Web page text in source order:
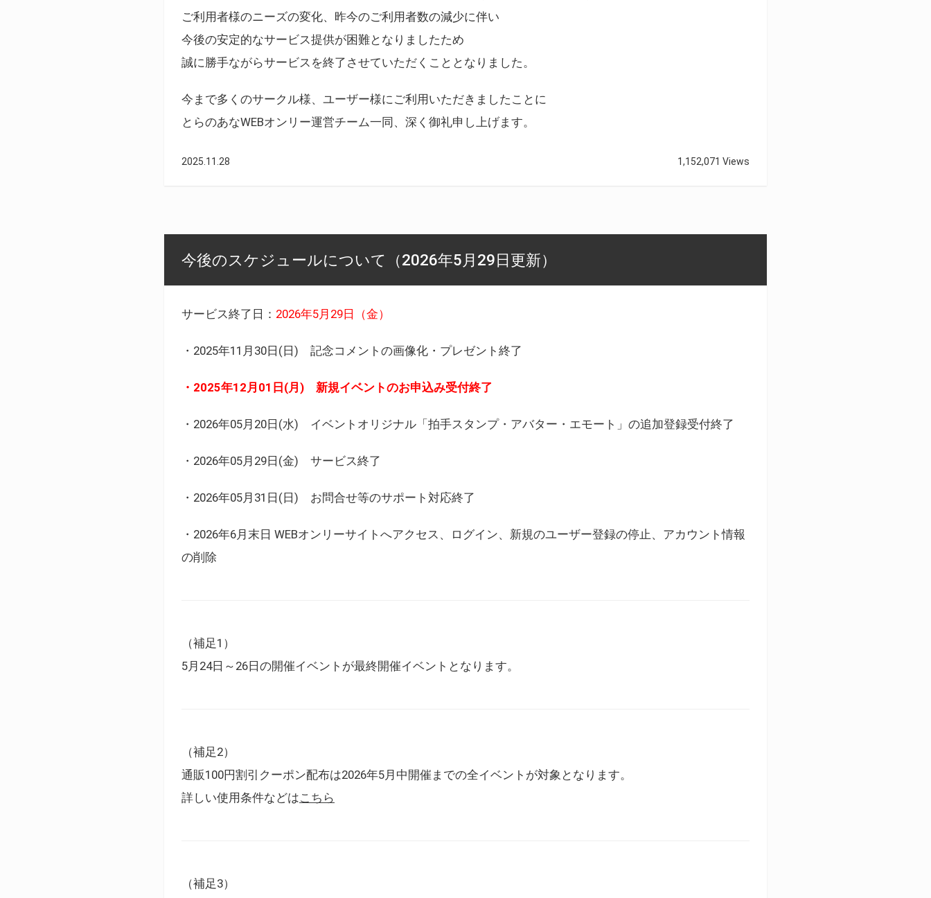
ご利用者様のニーズの変化、昨今のご利用者数の減少に伴い
今後の安定的なサービス提供が困難となりましたため
誠に勝手ながらサービスを終了させていただくこととなりました。
今まで多くのサークル様、ユーザー様にご利用いただきましたことに
とらのあなWEBオンリー運営チーム一同、深く御礼申し上げます。
2025.11.28 1,152,071 Views
今後のスケジュールについて（2026年5月29日更新）
サービス終了日： 2026年5月29日（金）
・2025年11月30日(日) 記念コメントの画像化・プレゼント終了
・2025年12月01日(月) 新規イベントのお申込み受付終了
・2026年05月20日(水) イベントオリジナル「拍手スタンプ・アバター・エモート」の追加登録受付終了
・2026年05月29日(金) サービス終了
・2026年05月31日(日) お問合せ等のサポート対応終了
・2026年6月末日 WEBオンリーサイトへアクセス、ログイン、新規のユーザー登録の停止、アカウント情報
の削除
（補足1）
5月24日～26日の開催イベントが最終開催イベントとなります。
（補足2）
通販100円割引クーポン配布は2026年5月中開催までの全イベントが対象となります。
詳しい使用条件などはこちら
（補足3）